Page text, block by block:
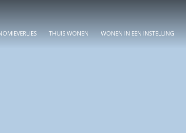
THUIS WONEN WONEN IN EEN INSTELLING